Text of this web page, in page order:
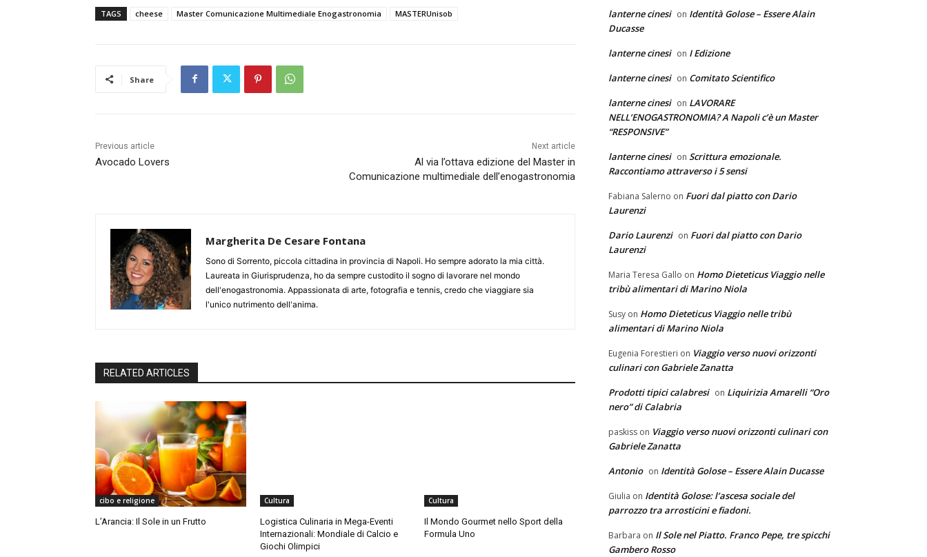
TAGS cheese Master Comunicazione Multimediale Enogastronomia MASTERUnisob
Share
Previous article
Avocado Lovers
Next article
Al via l’ottava edizione del Master in
Comunicazione multimediale dell’enogastronomia
Margherita De Cesare Fontana
Sono di Sorrento, piccola cittadina in provincia di Napoli. Ho sempre adorato la mia città.
Laureata in Giurisprudenza, ho da sempre custodito il sogno di lavorare nel mondo
dell'enogastronomia. Appassionata di arte, fotografia e tennis, credo che viaggiare sia
l'unico nutrimento dell'anima.
RELATED ARTICLES
cibo e religione
L’Arancia: Il Sole in un Frutto
Cultura
Logistica Culinaria in Mega-Eventi
Internazionali: Mondiale di Calcio e
Giochi Olimpici
Cultura
Il Mondo Gourmet nello Sport della
Formula Uno
lanterne cinesi on Identità Golose – Essere Alain
Ducasse
lanterne cinesi on I Edizione
lanterne cinesi on Comitato Scientifico
lanterne cinesi on LAVORARE
NELL’ENOGASTRONOMIA? A Napoli c’è un Master
“RESPONSIVE”
lanterne cinesi on Scrittura emozionale.
Raccontiamo attraverso i 5 sensi
Fabiana Salerno on Fuori dal piatto con Dario
Laurenzi
Dario Laurenzi on Fuori dal piatto con Dario
Laurenzi
Maria Teresa Gallo on Homo Dieteticus Viaggio nelle
tribù alimentari di Marino Niola
Susy on Homo Dieteticus Viaggio nelle tribù
alimentari di Marino Niola
Eugenia Forestieri on Viaggio verso nuovi orizzonti
culinari con Gabriele Zanatta
Prodotti tipici calabresi on Liquirizia Amarelli “Oro
nero” di Calabria
paskiss on Viaggio verso nuovi orizzonti culinari con
Gabriele Zanatta
Antonio on Identità Golose – Essere Alain Ducasse
Giulia on Identità Golose: l’ascesa sociale del
parrozzo tra arrosticini e fiadoni.
Barbara on Il Sole nel Piatto. Franco Pepe, tre spicchi
Gambero Rosso